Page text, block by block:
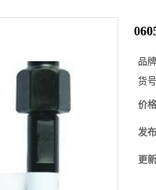
品
货
价
发
更